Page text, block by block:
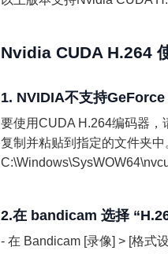
Nvidia CUDA H.264
1. NVIDIA不支持GeForce
要使用CUDA H.264编码器，
复制并粘贴到指定的文件夹
2.在 bandicam 选择
- 在 Bandicam [录像] > [格式